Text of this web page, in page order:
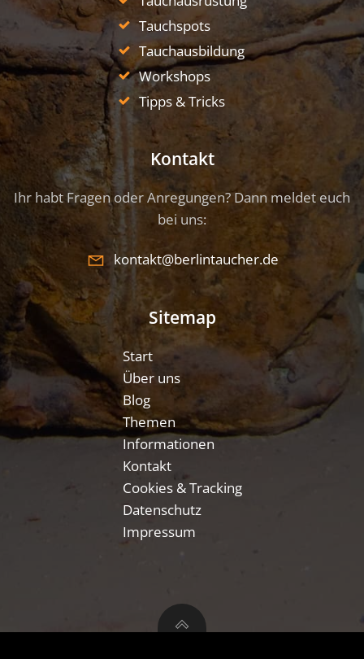
Tauchspots
Tauchausbildung
Workshops
Tipps & Tricks
Kontakt
Ihr habt Fragen oder Anregungen? Dann meldet euch
bei uns:
kontakt@berlintaucher.de
Sitemap
Start
Über uns
Blog
Themen
Informationen
Kontakt
Cookies & Tracking
Datenschutz
Impressum